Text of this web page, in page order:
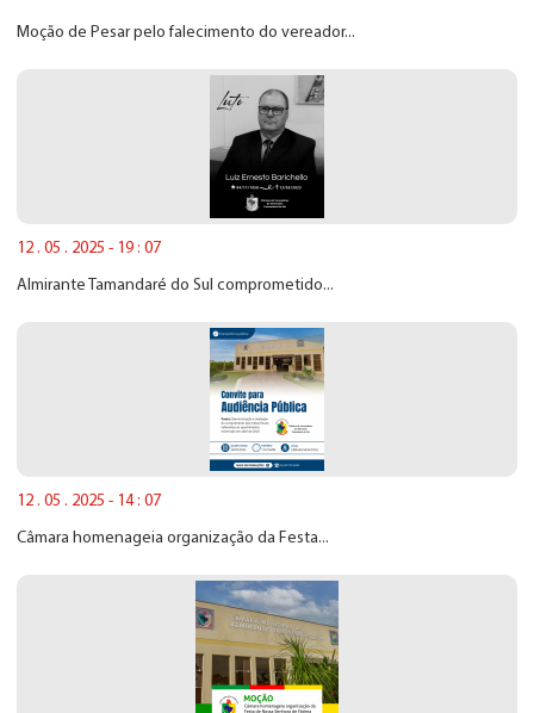
Moção de Pesar pelo falecimento do vereador...
12 . 05 . 2025 - 19 : 07
Almirante Tamandaré do Sul comprometido...
12 . 05 . 2025 - 14 : 07
Câmara homenageia organização da Festa...